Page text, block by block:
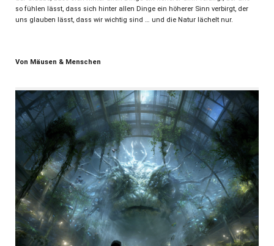
so fühlen lässt, dass sich hinter allen Dinge ein höherer Sinn verbirgt, der
uns glauben lässt, dass wir wichtig sind … und die Natur lächelt nur.
Von Mäusen & Menschen